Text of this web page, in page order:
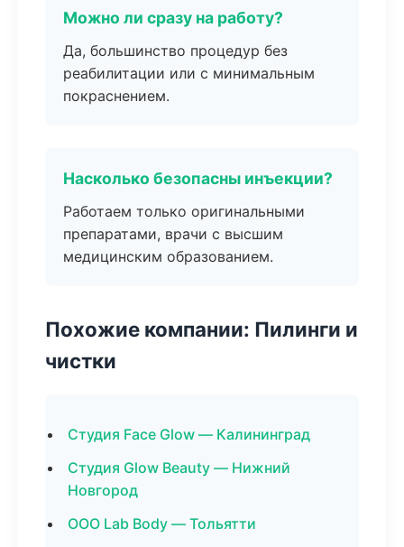
Можно ли сразу на работу?
Да, большинство процедур без
реабилитации или с минимальным
покраснением.
Насколько безопасны инъекции?
Работаем только оригинальными
препаратами, врачи с высшим
медицинским образованием.
Похожие компании: Пилинги и
чистки
Студия Face Glow — Калининград
Студия Glow Beauty — Нижний
Новгород
ООО Lab Body — Тольятти